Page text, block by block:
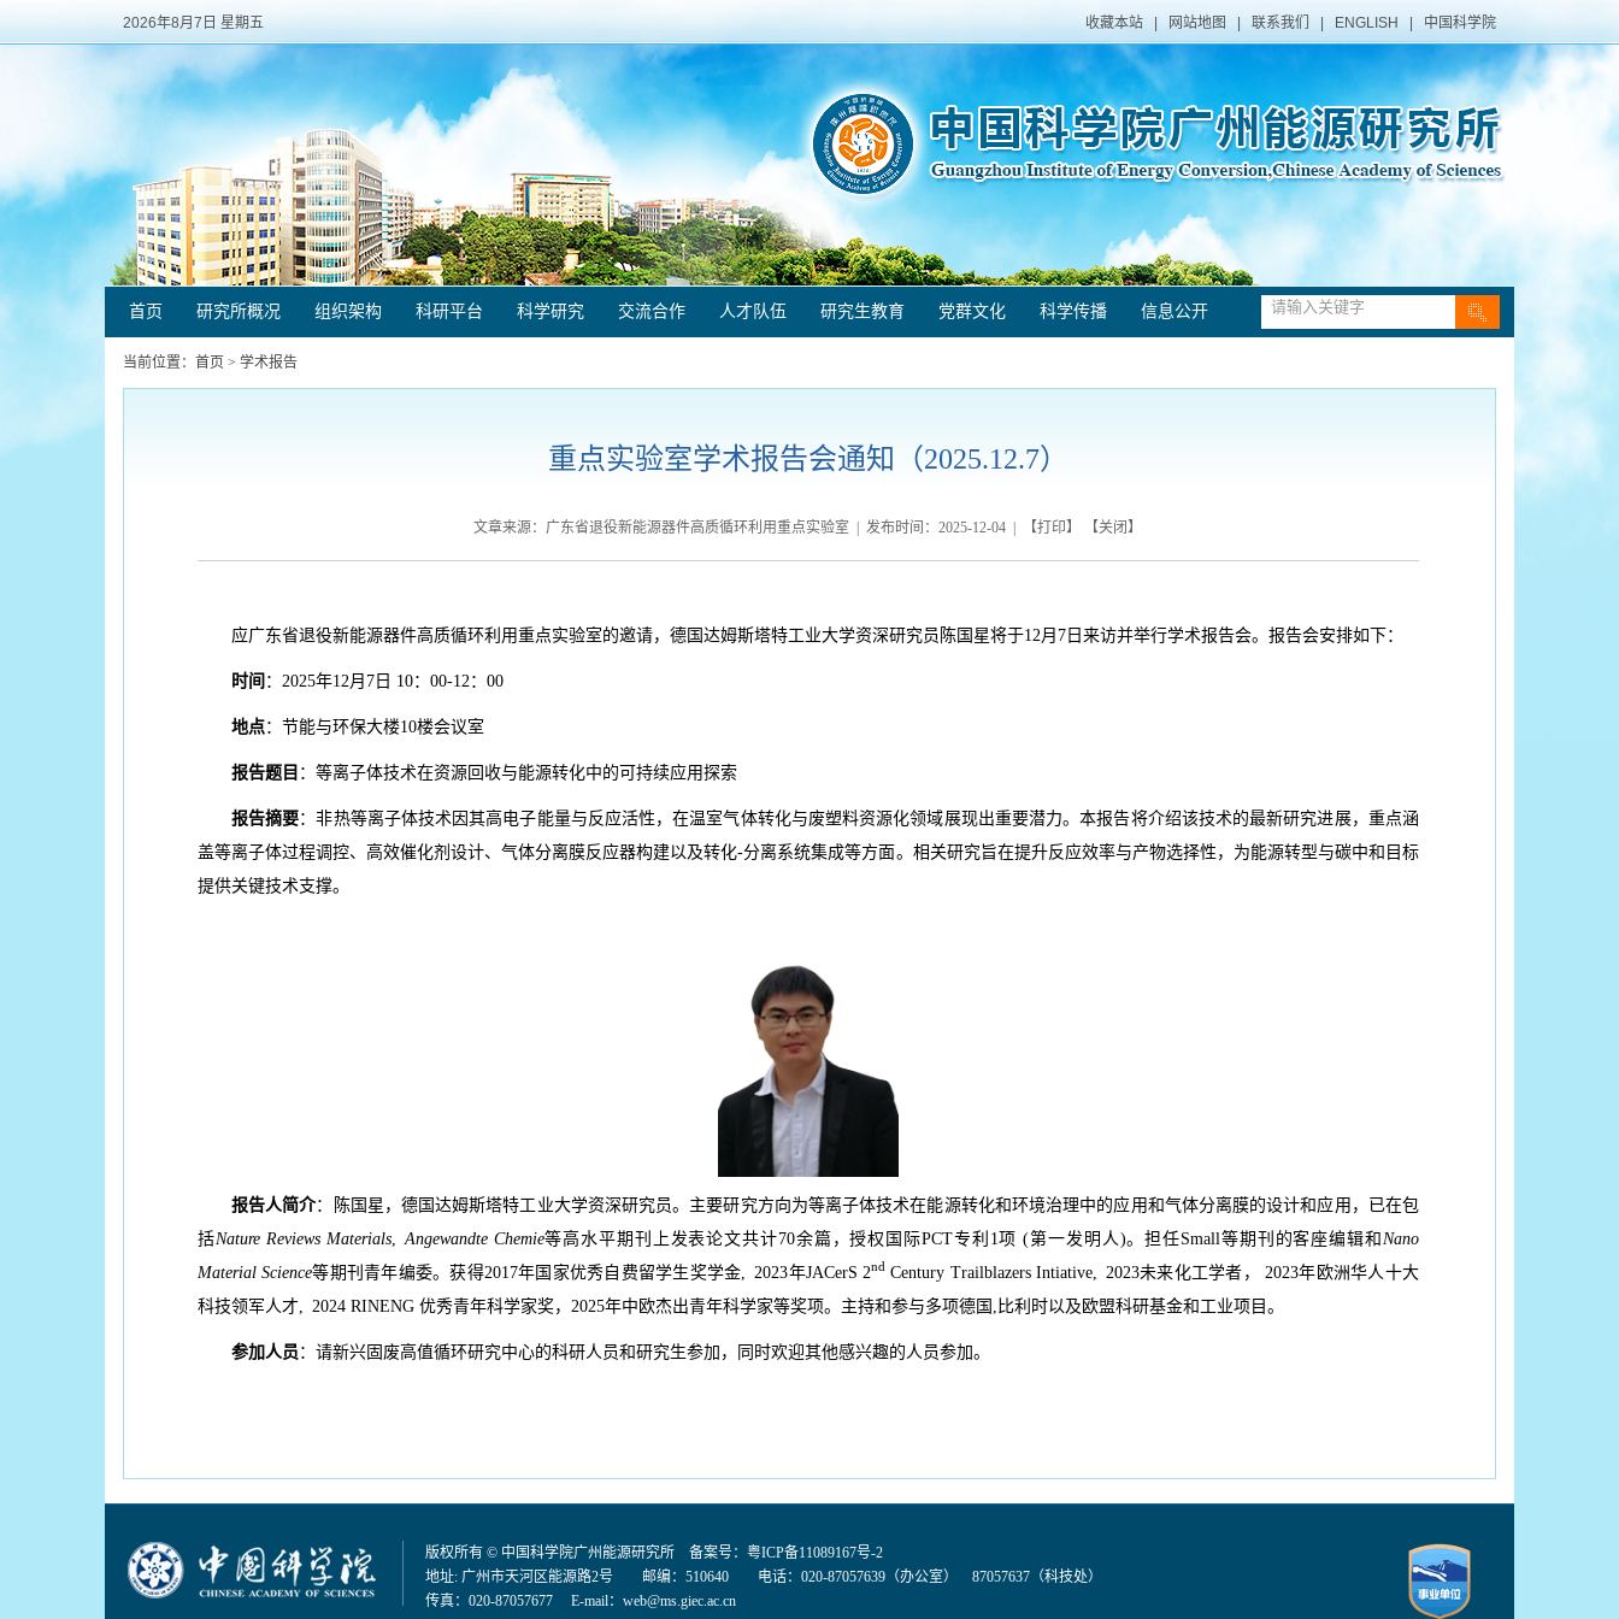
2026年8月7日 星期五 收藏本站 网站地图 联系我们 ENGLISH 中国科学院
首页 研究所概况 组织架构 科研平台 科学研究 交流合作 人才队伍 研究生教育 党群文化 科学传播 信息公开
当前位置： 首页 > 学术报告
重点实验室学术报告会通知（2025.12.7）
文章来源：广东省退役新能源器件高质循环利用重点实验室 | 发布时间：2025-12-04 | 【打印】 【关闭 】
应广东省退役新能源器件高质循环利用重点实验室的邀请，德国达姆斯塔特工业大学资深研究员陈国星将于12月7日来访并举行学术报告会。报告会安排如下：
时间 ：2025年12月7日 10：00-12：00
地点：节能与环保大楼10楼会议室
报告题目 ： 等离子体技术在资源回收与能源转化中的可持续应用探索
报告摘要：非热等离子体技术因其高电子能量与反应活性，在温室气体转化与废塑料资源化领域展现出重要潜力。本报告将介绍该技术的最新研究进展，重点涵
盖等离子体过程调控、高效催化剂设计、气体分离膜反应器构建以及转化-分离系统集成等方面。相关研究旨在提升反应效率与产物选择性，为能源转型与碳中和目标
提供关键技术支撑。
报告人简介：陈国星，德国达姆斯塔特工业大学资深研究员。主要研究方向为等离子体技术在能源转化和环境治理中的应用和气体分离膜的设计和应用，已在包
括Nature Reviews Materials, Angewandte Chemie等高水平期刊上发表论文共计70余篇，授权国际PCT专利1项 (第一发明人)。担任Small等期刊的客座编辑和 Nano
Material Science等期刊青年编委。获得2017年国家优秀自费留学生奖学金, 2023年JACerS 2nd Century Trailblazers Intiative, 2023未来化工学者， 2023年欧洲华人十大
科技领军人才, 2024 RINENG 优秀青年科学家奖，2025年中欧杰出青年科学家等奖项。主持和参与多项德国,比利时以及欧盟科研基金和工业项目。
参加人员 ：请新兴固废高值循环研究中心的科研人员和研究生参加，同时欢迎其他感兴趣的人员参加。
版权所有 © 中国科学院广州能源研究所 备案号： 粤ICP备11089167号-2
地址: 广州市天河区能源路2号 邮编：510640 电话：020-87057639（办公室） 87057637（科技处）
传真：020-87057677 E-mail： web@ms.giec.ac.cn